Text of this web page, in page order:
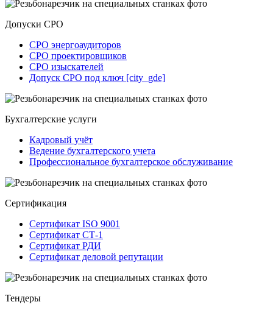
Допуски СРО
СРО энергоаудиторов
СРО проектировщиков
СРО изыскателей
Допуск СРО под ключ [city_gde]
Бухгалтерские услуги
Кадровый учёт
Ведение бухгалтерского учета
Профессиональное бухгалтерское обслуживание
Сертификация
Сертификат ISO 9001
Сертификат СТ-1
Сертификат РДИ
Сертификат деловой репутации
Тендеры